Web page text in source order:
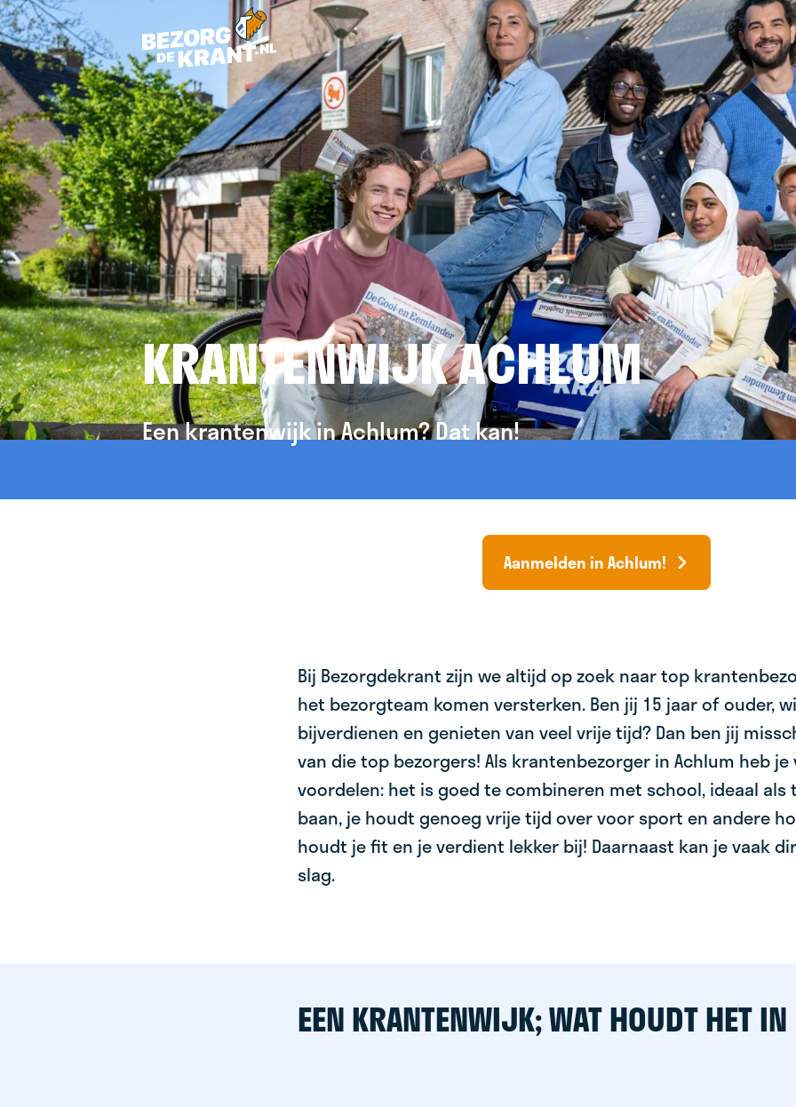
KRANTENWIJK ACHLUM
Een krantenwijk in Achlum? Dat kan!
Aanmelden in Achlum!
Bij Bezorgdekrant zijn we altijd op zoek naar top
het bezorgteam komen versterken. Ben jij 15 jaar of ouder,
bijverdienen en genieten van veel vrije tijd? Dan ben jij
van die top bezorgers! Als krantenbezorger in Achlum heb je
voordelen: het is goed te combineren met school, ideaal als
baan, je houdt genoeg vrije tijd over voor sport en andere
houdt je fit en je verdient lekker bij! Daarnaast kan je vaak
slag.
EEN KRANTENWIJK; WAT HOUDT HET IN